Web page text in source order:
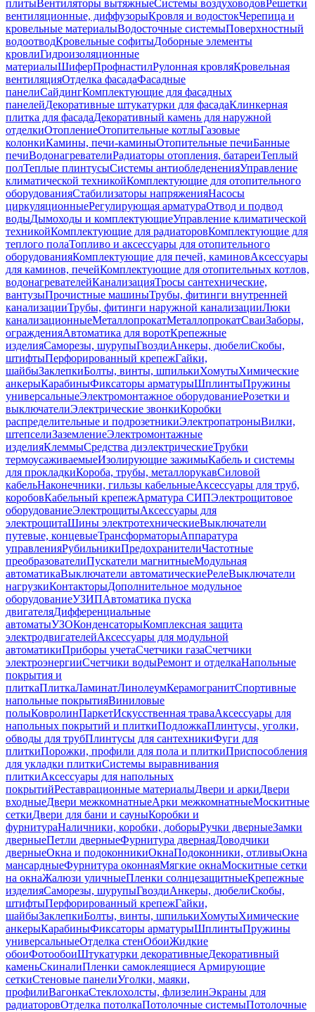
плитыВентиляторы вытяжныеСистемы воздуховодовРешетки
вентиляционные, диффузорыКровля и водостокЧерепица и
кровельные материалыВодосточные системыПоверхностный
водоотводКровельные софитыДоборные элементы
кровлиГидроизоляционные
материалыШиферПрофнастилРулонная кровляКровельная
вентиляцияОтделка фасадаФасадные
панелиСайдингКомплектующие для фасадных
панелейДекоративные штукатурки для фасадаКлинкерная
плитка для фасадаДекоративный камень для наружной
отделкиОтоплениеОтопительные котлыГазовые
колонкиКамины, печи-каминыОтопительные печиБанные
печиВодонагревателиРадиаторы отопления, батареиТеплый
полТеплые плинтусыСистемы антиобледененияУправление
климатической техникойКомплектующие для отопительного
оборудованияСтабилизаторы напряженияНасосы
циркуляционныеРегулирующая арматураОтвод и подвод
водыДымоходы и комплектующиеУправление климатической
техникойКомплектующие для радиаторовКомплектующие для
теплого полаТопливо и аксессуары для отопительного
оборудованияКомплектующие для печей, каминовАксессуары
для каминов, печейКомплектующие для отопительных котлов,
водонагревателейКанализацияТросы сантехнические,
вантузыПрочистные машиныТрубы, фитинги внутренней
канализацииТрубы, фитинги наружной канализацииЛюки
канализационныеМеталлопрокатМеталлопрокатСваиЗаборы,
огражденияАвтоматика для воротКрепежные
изделияСаморезы, шурупыГвоздиАнкеры, дюбелиСкобы,
штифтыПерфорированный крепежГайки,
шайбыЗаклепкиБолты, винты, шпилькиХомутыХимические
анкерыКарабиныФиксаторы арматурыШплинтыПружины
универсальныеЭлектромонтажное оборудованиеРозетки и
выключателиЭлектрические звонкиКоробки
распределительные и подрозетникиЭлектропатроныВилки,
штепселиЗаземлениеЭлектромонтажные
изделияКлеммыСредства диэлектрическиеТрубки
термоусаживаемыеИзолирующие зажимыКабель и системы
для прокладкиКороба, трубы, металлорукавСиловой
кабельНаконечники, гильзы кабельныеАксессуары для труб,
коробовКабельный крепежАрматура СИПЭлектрощитовое
оборудованиеЭлектрощитыАксессуары для
электрощитаШины электротехническиеВыключатели
путевые, концевыеТрансформаторыАппаратура
управленияРубильникиПредохранителиЧастотные
преобразователиПускатели магнитныеМодульная
автоматикаВыключатели автоматическиеРелеВыключатели
нагрузкиКонтакторыДополнительное модульное
оборудованиеУЗИПАвтоматика пуска
двигателяДифференциальные
автоматыУЗОКонденсаторыКомплексная защита
электродвигателейАксессуары для модульной
автоматикиПриборы учетаСчетчики газаСчетчики
электроэнергииСчетчики водыРемонт и отделкаНапольные
покрытия и
плиткаПлиткаЛаминатЛинолеумКерамогранитСпортивные
напольные покрытияВиниловые
полыКовролинПаркетИскусственная траваАксессуары для
напольных покрытий и плиткиПодложкаПлинтусы, уголки,
обводы для трубПлинтусы для сантехникиФуги для
плиткиПорожки, профили для пола и плиткиПриспособления
для укладки плиткиСистемы выравнивания
плиткиАксессуары для напольных
покрытийРеставрационные материалыДвери и аркиДвери
входныеДвери межкомнатныеАрки межкомнатныеМоскитные
сеткиДвери для бани и сауныКоробки и
фурнитураНаличники, коробки, доборыРучки дверныеЗамки
дверныеПетли дверныеФурнитура двернаяДоводчики
дверныеОкна и подоконникиОкнаПодоконники, отливыОкна
мансардныеФурнитура оконнаяМягкие окнаМоскитные сетки
на окнаЖалюзи уличныеПленки солнцезащитныеКрепежные
изделияСаморезы, шурупыГвоздиАнкеры, дюбелиСкобы,
штифтыПерфорированный крепежГайки,
шайбыЗаклепкиБолты, винты, шпилькиХомутыХимические
анкерыКарабиныФиксаторы арматурыШплинтыПружины
универсальныеОтделка стенОбоиЖидкие
обоиФотообоиШтукатурки декоративныеДекоративный
каменьСкиналиПленки самоклеящиеся Армирующие
сеткиСтеновые панелиУголки, маяки,
профилиВагонкаСтеклохолсты, флизелинЭкраны для
радиаторовОтделка потолкаПотолочные системыПотолочные